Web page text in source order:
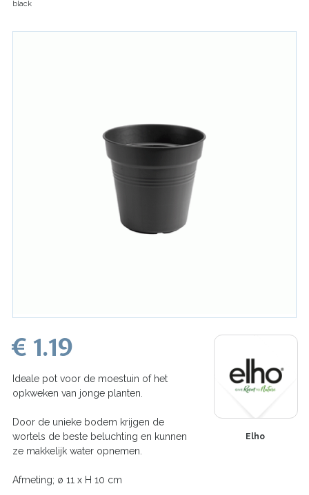
black
Elho
€ 1.19
Ideale pot voor de moestuin of het
opkweken van jonge planten.
Door de unieke bodem krijgen de
wortels de beste beluchting en kunnen
ze makkelijk water opnemen.
Afmeting; ø 11 x H 10 cm